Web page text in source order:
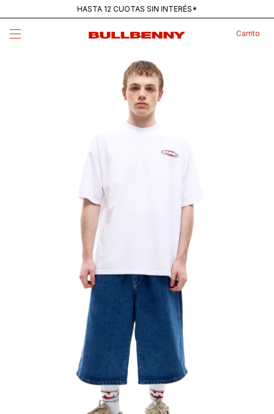
HASTA 12 CUOTAS SIN INTERÉS*
Carrito